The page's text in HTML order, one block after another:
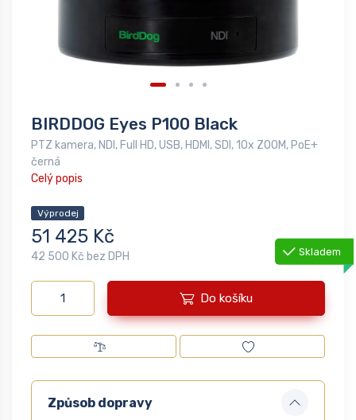
BIRDDOG Eyes P100 Black
PTZ kamera, NDI, Full HD, USB, HDMI, SDI, 10x ZOOM, PoE+
černá
Celý popis
Výprodej
51 425 Kč
42 500 Kč bez DPH Skladem
Do košíku
Způsob dopravy